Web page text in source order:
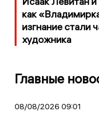
как
изгнание стали
художника
Главные
08/08/2026 09:01